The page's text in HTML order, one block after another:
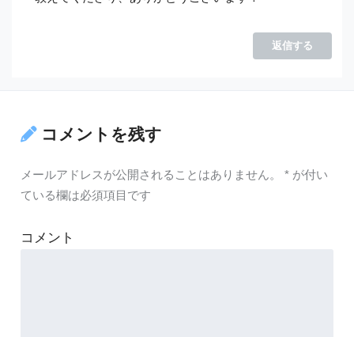
返信する
コメントを残す
メールアドレスが公開されることはありません。 *が付い
ている欄は必須項目です
コメント